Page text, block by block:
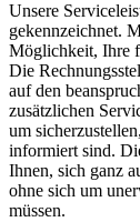
Unsere
gekennzeichnet.
Möglichkeit, Ihre
Die
auf den
zusätzlichen
um
informiert sind.
Ihnen, sich ganz
ohne sich um
müssen.